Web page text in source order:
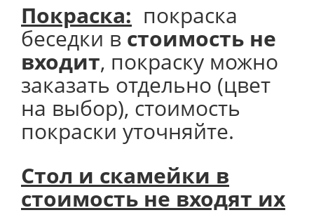
Покраска: покраска
беседки в стоимость не
входит, покраску можно
заказать отдельно (цвет
на выбор), стоимость
покраски уточняйте.
Стол и скамейки в
стоимость не входят их